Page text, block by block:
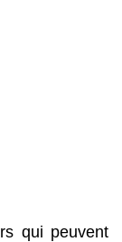
qui peuvent